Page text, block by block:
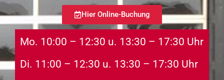
Hier Online-Buchung
Mo. 10:00 – 12:30 u. 13:30 – 17:30 Uhr
Di. 11:00 – 12:30 u. 13:30 – 17:30 Uhr